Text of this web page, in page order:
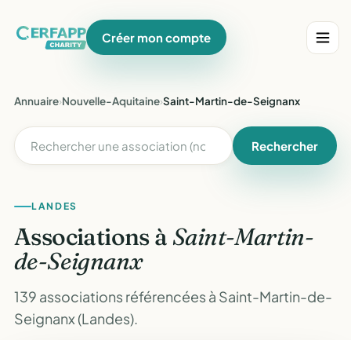
Créer mon compte
Annuaire›Nouvelle-Aquitaine›Saint-Martin-de-Seignanx
Rechercher
LANDES
Associations à Saint-Martin-
de-Seignanx
139 associations référencées à Saint-Martin-de-
Seignanx (Landes).